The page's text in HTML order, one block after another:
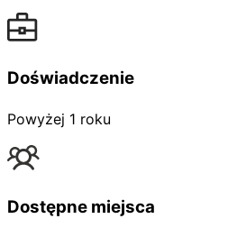
Doświadczenie
Powyżej 1 roku
Dostępne miejsca